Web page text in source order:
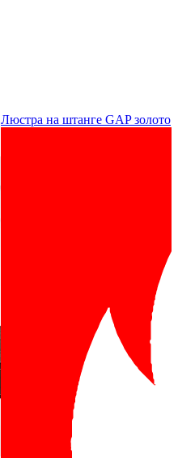
Люстра на штанге GAP золото